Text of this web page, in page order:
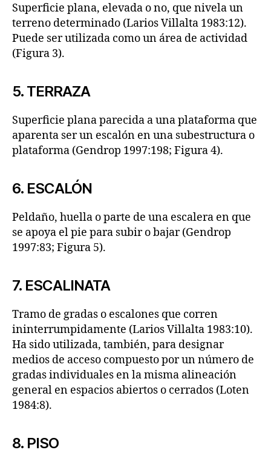
Superficie plana, elevada o no, que nivela un
terreno determinado (Larios Villalta 1983:12).
Puede ser utilizada como un área de actividad
(Figura 3).
5. TERRAZA
Superficie plana parecida a una plataforma que
aparenta ser un escalón en una subestructura o
plataforma (Gendrop 1997:198; Figura 4).
6. ESCALÓN
Peldaño, huella o parte de una escalera en que
se apoya el pie para subir o bajar (Gendrop
1997:83; Figura 5).
7. ESCALINATA
Tramo de gradas o escalones que corren
ininterrumpidamente (Larios Villalta 1983:10).
Ha sido utilizada, también, para designar
medios de acceso compuesto por un número de
gradas individuales en la misma alineación
general en espacios abiertos o cerrados (Loten
1984:8).
8. PISO